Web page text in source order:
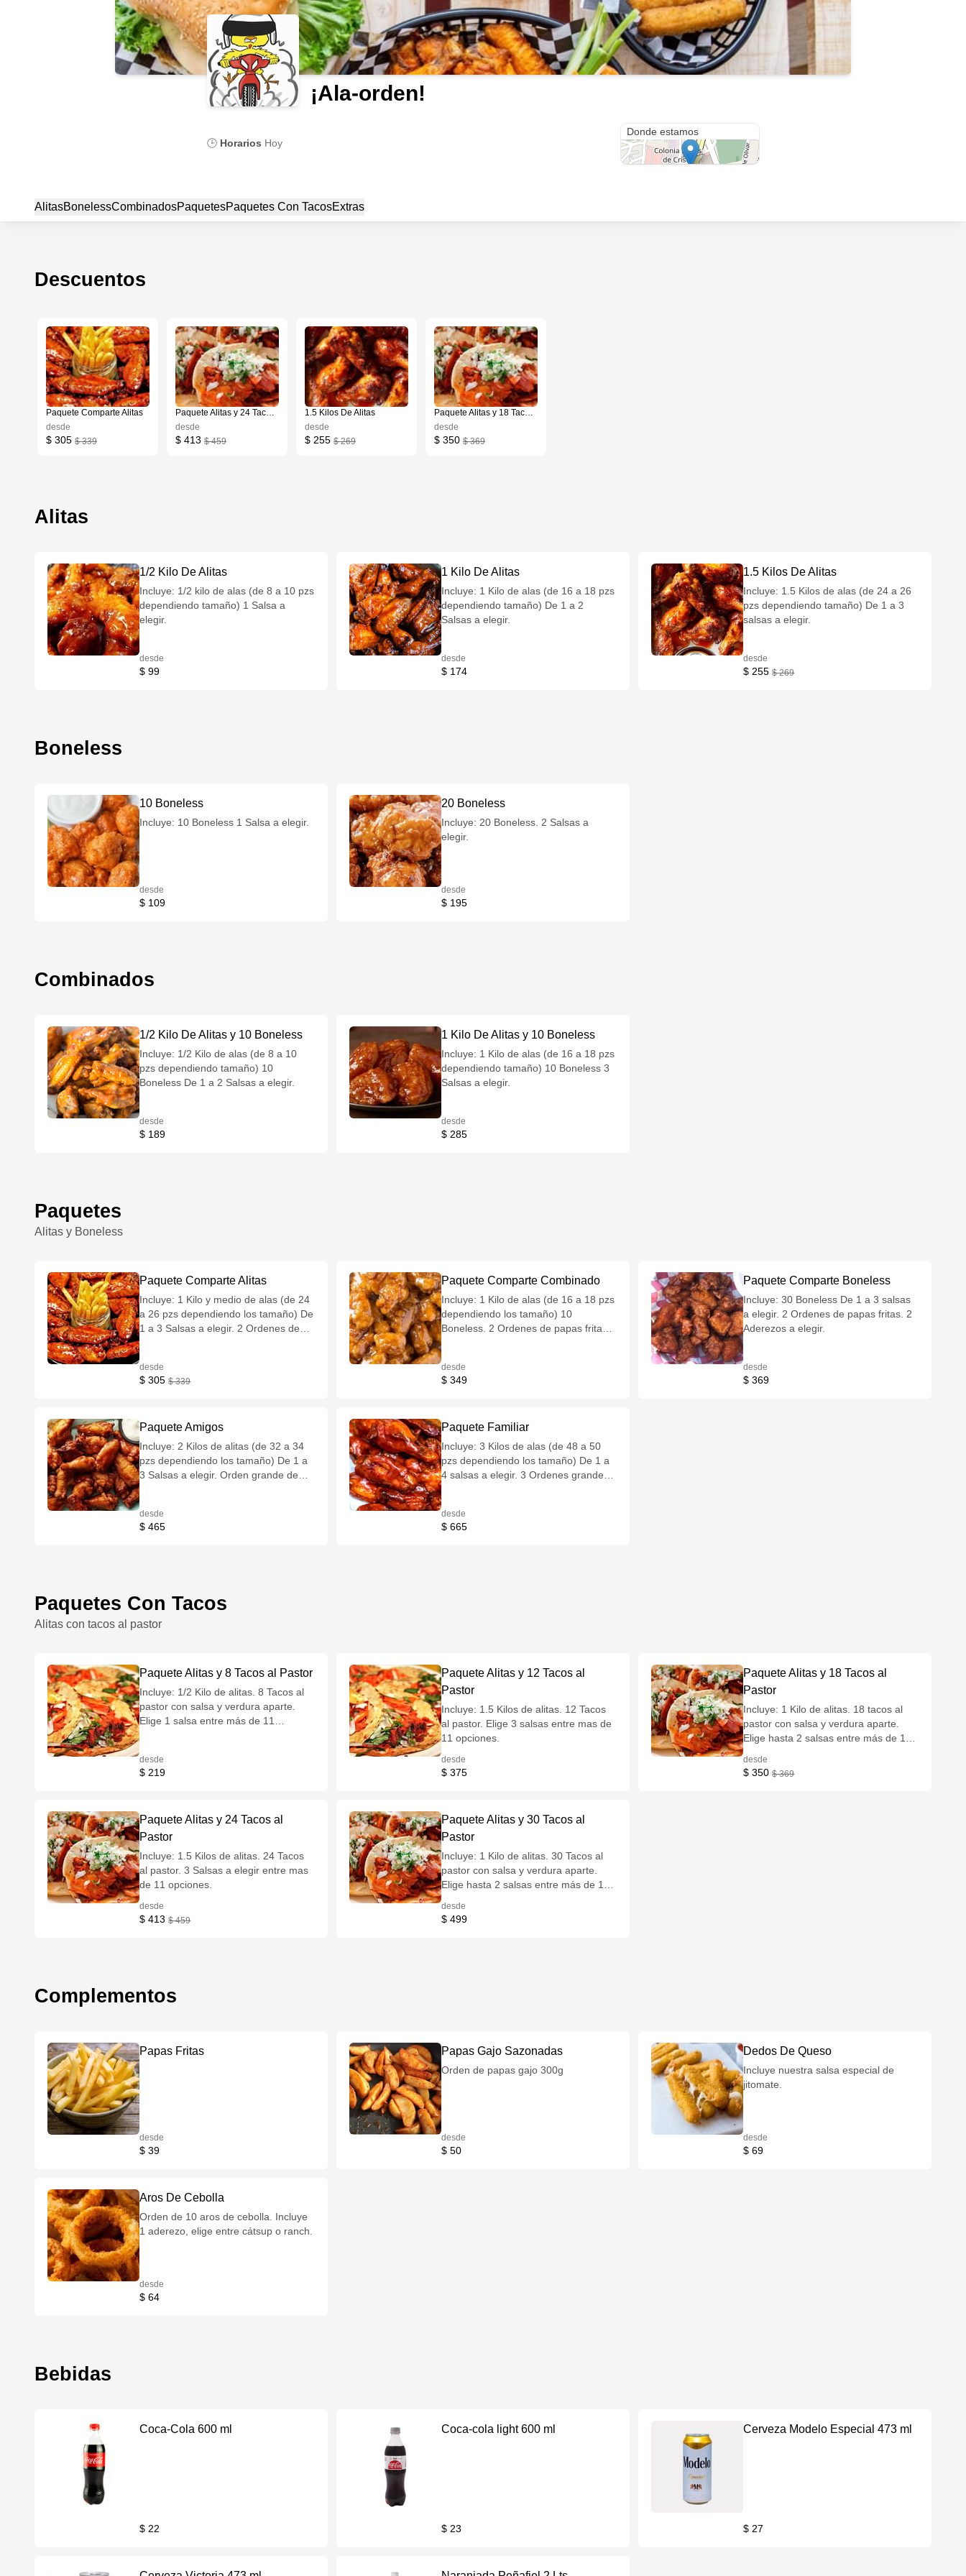
¡Ala-orden!
🕒 Horarios Hoy
Donde estamos
AlitasBonelessCombinadosPaquetesPaquetes Con TacosExtras
Descuentos
Paquete Comparte Alitas
desde
$ 305 $ 339
Paquete Alitas y 24 Tacos al Pastor
desde
$ 413 $ 459
1.5 Kilos De Alitas
desde
$ 255 $ 269
Paquete Alitas y 18 Tacos al Pastor
desde
$ 350 $ 369
Alitas
1/2 Kilo De Alitas
Incluye: 1/2 kilo de alas (de 8 a 10 pzs
dependiendo tamaño) 1 Salsa a
elegir.
desde
$ 99
1 Kilo De Alitas
Incluye: 1 Kilo de alas (de 16 a 18 pzs
dependiendo tamaño) De 1 a 2
Salsas a elegir.
desde
$ 174
1.5 Kilos De Alitas
Incluye: 1.5 Kilos de alas (de 24 a 26
pzs dependiendo tamaño) De 1 a 3
salsas a elegir.
desde
$ 255 $ 269
Boneless
10 Boneless
Incluye: 10 Boneless 1 Salsa a elegir.
desde
$ 109
20 Boneless
Incluye: 20 Boneless. 2 Salsas a
elegir.
desde
$ 195
Combinados
1/2 Kilo De Alitas y 10 Boneless
Incluye: 1/2 Kilo de alas (de 8 a 10
pzs dependiendo tamaño) 10
Boneless De 1 a 2 Salsas a elegir.
desde
$ 189
1 Kilo De Alitas y 10 Boneless
Incluye: 1 Kilo de alas (de 16 a 18 pzs
dependiendo tamaño) 10 Boneless 3
Salsas a elegir.
desde
$ 285
Paquetes
Alitas y Boneless
Paquete Comparte Alitas
Incluye: 1 Kilo y medio de alas (de 24
a 26 pzs dependiendo los tamaño) De
1 a 3 Salsas a elegir. 2 Ordenes de
desde
$ 305 $ 339
Paquete Comparte Combinado
Incluye: 1 Kilo de alas (de 16 a 18 pzs
dependiendo los tamaño) 10
Boneless. 2 Ordenes de papas fritas
desde
$ 349
Paquete Comparte Boneless
Incluye: 30 Boneless De 1 a 3 salsas
a elegir. 2 Ordenes de papas fritas. 2
Aderezos a elegir.
desde
$ 369
Paquete Amigos
Incluye: 2 Kilos de alitas (de 32 a 34
pzs dependiendo los tamaño) De 1 a
3 Salsas a elegir. Orden grande de
2 Aderezos a elegir.
desde
$ 465
Paquete Familiar
Incluye: 3 Kilos de alas (de 48 a 50
pzs dependiendo los tamaño) De 1 a
4 salsas a elegir. 3 Ordenes grandes
desde
$ 665
Paquetes Con Tacos
Alitas con tacos al pastor
Paquete Alitas y 8 Tacos al Pastor
Incluye: 1/2 Kilo de alitas. 8 Tacos al
pastor con salsa y verdura aparte.
Elige 1 salsa entre más de 11
desde
$ 219
Paquete Alitas y 12 Tacos al
Pastor
Incluye: 1.5 Kilos de alitas. 12 Tacos
al pastor. Elige 3 salsas entre mas de
11 opciones.
desde
$ 375
Paquete Alitas y 18 Tacos al
Pastor
Incluye: 1 Kilo de alitas. 18 tacos al
pastor con salsa y verdura aparte.
Elige hasta 2 salsas entre más de 11
la francesa. 1 Aderezo a elegir.
desde
$ 350 $ 369
Paquete Alitas y 24 Tacos al
Pastor
Incluye: 1.5 Kilos de alitas. 24 Tacos
al pastor. 3 Salsas a elegir entre mas
de 11 opciones.
desde
$ 413 $ 459
Paquete Alitas y 30 Tacos al
Pastor
Incluye: 1 Kilo de alitas. 30 Tacos al
pastor con salsa y verdura aparte.
Elige hasta 2 salsas entre más de 11
la francesa. 1 Orden grande de papas
desde
$ 499
Complementos
Papas Fritas
desde
$ 39
Papas Gajo Sazonadas
Orden de papas gajo 300g
desde
$ 50
Dedos De Queso
Incluye nuestra salsa especial de
jitomate.
desde
$ 69
Aros De Cebolla
Orden de 10 aros de cebolla. Incluye
1 aderezo, elige entre cátsup o ranch.
desde
$ 64
Bebidas
Coca-Cola 600 ml
$ 22
Coca-cola light 600 ml
$ 23
Cerveza Modelo Especial 473 ml
$ 27